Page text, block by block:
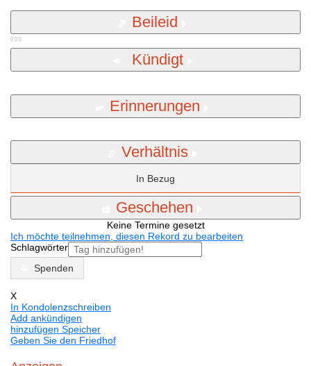
Beileid
Kündigt
Erinnerungen
Verhältnis
In Bezug
Geschehen
Keine Termine gesetzt
Ich möchte teilnehmen, diesen Rekord zu bearbeiten
Schlagwörter
Spenden
X
In Kondolenzschreiben
Add ankündigen
hinzufügen Speicher
Geben Sie den Friedhof